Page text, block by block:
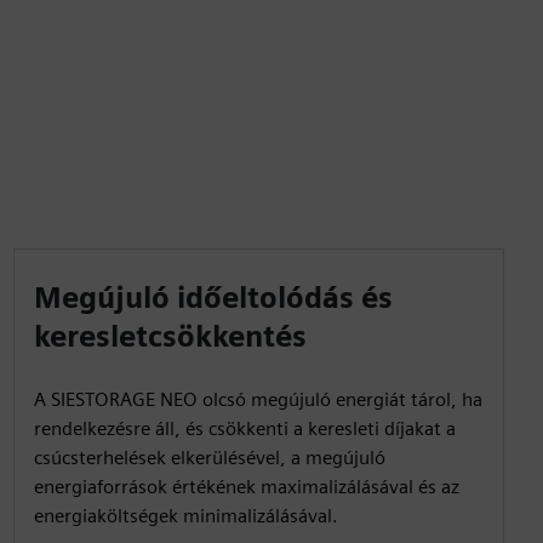
Megújuló időeltolódás és
keresletcsökkentés
A SIESTORAGE NEO olcsó megújuló energiát tárol, ha
rendelkezésre áll, és csökkenti a keresleti díjakat a
csúcsterhelések elkerülésével, a megújuló
energiaforrások értékének maximalizálásával és az
energiaköltségek minimalizálásával.